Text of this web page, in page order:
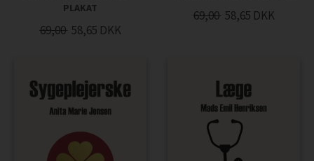
PLAKAT
69,00 58,65 DKK
69,00 58,65 DKK